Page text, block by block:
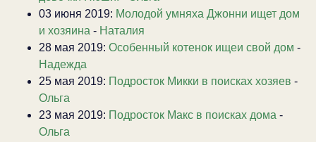
03 июня 2019: Молодой умняха Джонни ищет дом
и хозяина - Наталия
28 мая 2019: Особенный котенок ищеи свой дом -
Надежда
25 мая 2019: Подросток Микки в поисках хозяев -
Ольга
23 мая 2019: Подросток Макс в поисках дома -
Ольга